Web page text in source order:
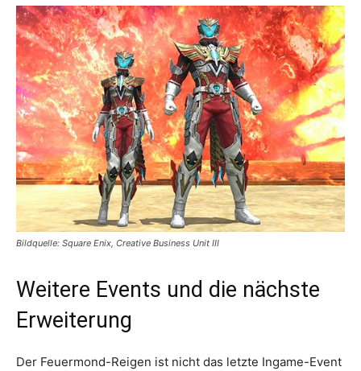
Bildquelle: Square Enix, Creative Business Unit III
Weitere Events und die nächste
Erweiterung
Der Feuermond-Reigen ist nicht das letzte Ingame-Event